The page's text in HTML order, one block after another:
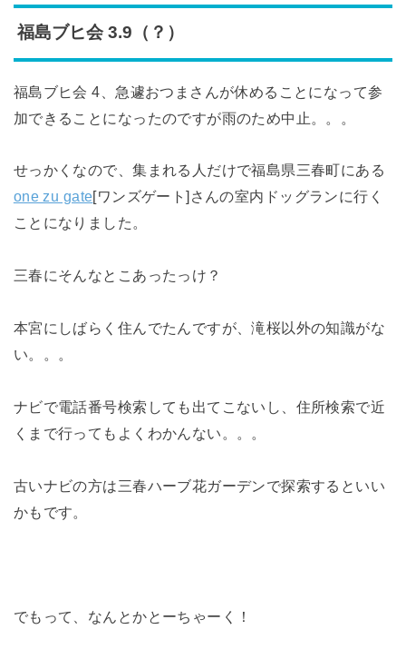
福島ブヒ会 3.9（？）
福島ブヒ会 4、急遽おつまさんが休めることになって参
加できることになったのですが雨のため中止。。。
せっかくなので、集まれる人だけで福島県三春町にある
one zu gate[ワンズゲート]さんの室内ドッグランに行く
ことになりました。
三春にそんなとこあったっけ？
本宮にしばらく住んでたんですが、滝桜以外の知識がな
い。。。
ナビで電話番号検索しても出てこないし、住所検索で近
くまで行ってもよくわかんない。。。
古いナビの方は三春ハーブ花ガーデンで探索するといい
かもです。
でもって、なんとかとーちゃーく！